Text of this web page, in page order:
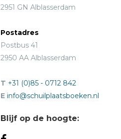
2951 GN Alblasserdam
Postadres
Postbus 41
2950 AA Alblasserdam
T +31 (0)85 - 0712 842
E info@schuilplaatsboeken.nl
Blijf op de hoogte: